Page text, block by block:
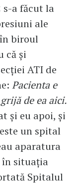
s-a făcut la
ale
biroul
că și
ATI de
Pacienta e
de ea aici.
și eu apoi, și
un spital
aparatura
în situația
Spitalul